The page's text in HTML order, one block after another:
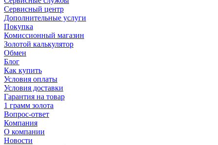
Сервисный центр
Дополнительные услуги
Покупка
Комиссионный магазин
Золотой калькулятор
Обмен
Блог
Как купить
Условия оплаты
Условия доставки
Гарантия на товар
1 грамм золота
Вопрос-ответ
Компания
О компании
Новости